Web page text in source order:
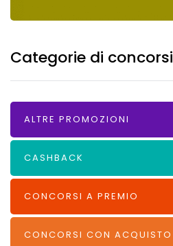
Categorie di concorsi
ALTRE PROMOZIONI
CASHBACK
CONCORSI A PREMIO
CONCORSI CON ACQUISTO